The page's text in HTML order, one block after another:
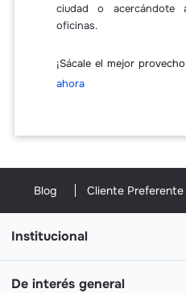
ciudad o acercándote
oficinas.
¡Sácale el mejor
ahora
Blog Cliente Preferente
Institucional
De interés general